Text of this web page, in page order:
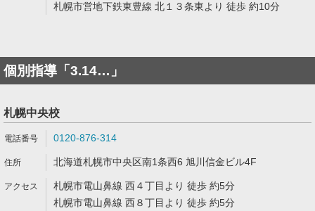
札幌市営地下鉄東豊線 北１３条東より 徒歩 約10分
個別指導「3.14…」
札幌中央校
0120-876-314
北海道札幌市中央区南1条西6 旭川信金ビル4F
札幌市電山鼻線 西４丁目より 徒歩 約5分
札幌市電山鼻線 西８丁目より 徒歩 約5分